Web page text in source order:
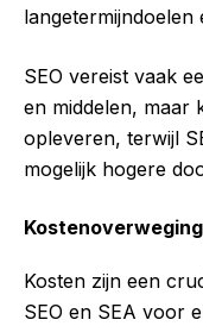
langetermijndoelen
SEO vereist vaak
en middelen, maar
opleveren, terwijl
mogelijk hogere
Kosten zijn een
SEO en SEA voor